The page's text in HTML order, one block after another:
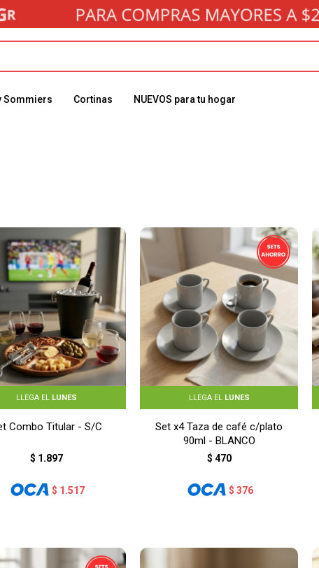
Sommiers Cortinas NUEVOS para tu hogar
LLEGA EL LUNES
Combo Titular - S/C
$ 1.897
$ 1.517
LLEGA EL LUNES
Set x4 Taza de café c/plato
90ml - BLANCO
$ 470
$ 376